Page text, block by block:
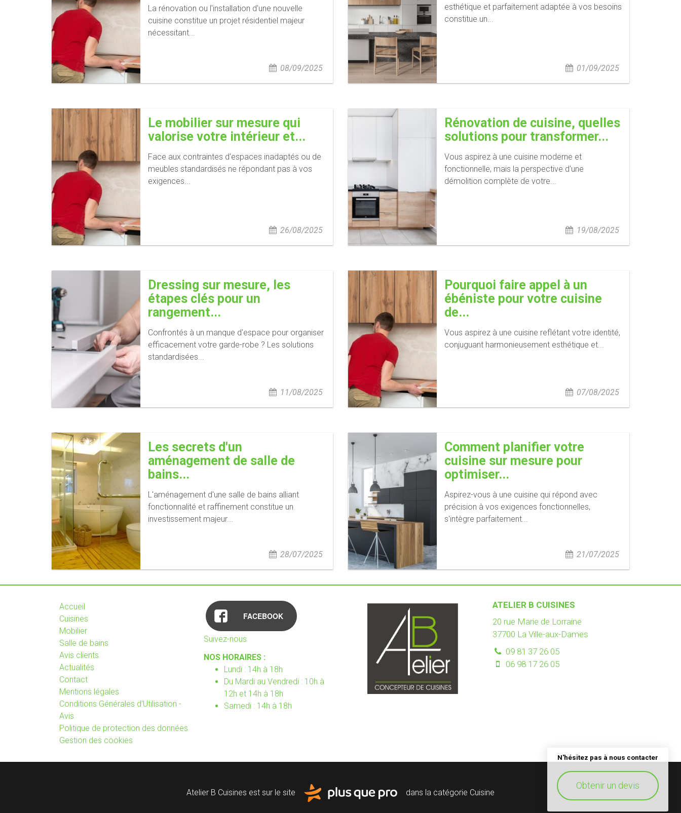
N'hésitez pas à nous contacter
Obtenir un devis
La rénovation ou l'installation d'une nouvelle
cuisine constitue un projet résidentiel majeur
nécessitant...
08/09/2025
esthétique et parfaitement adaptée à vos besoins
constitue un...
01/09/2025
Le mobilier sur mesure qui
valorise votre intérieur et...
Face aux contraintes d'espaces inadaptés ou de
meubles standardisés ne répondant pas à vos
exigences...
26/08/2025
Rénovation de cuisine, quelles
solutions pour transformer...
Vous aspirez à une cuisine moderne et
fonctionnelle, mais la perspective d'une
démolition complète de votre...
19/08/2025
Dressing sur mesure, les
étapes clés pour un
rangement...
Confrontés à un manque d'espace pour organiser
efficacement votre garde-robe ? Les solutions
standardisées...
11/08/2025
Pourquoi faire appel à un
ébéniste pour votre cuisine
de...
Vous aspirez à une cuisine reflétant votre identité,
conjuguant harmonieusement esthétique et...
07/08/2025
Les secrets d'un
aménagement de salle de
bains...
L'aménagement d'une salle de bains alliant
fonctionnalité et raffinement constitue un
investissement majeur...
28/07/2025
Comment planifier votre
cuisine sur mesure pour
optimiser...
Aspirez-vous à une cuisine qui répond avec
précision à vos exigences fonctionnelles,
s'intègre parfaitement...
21/07/2025
Accueil
Cuisines
Mobilier
Salle de bains
Avis clients
Actualités
Contact
Mentions légales
Conditions Générales d'Utilisation -
Avis
Politique de protection des données
Gestion des cookies
FACEBOOK
Suivez-nous
NOS HORAIRES :
Lundi : 14h à 18h
Du Mardi au Vendredi : 10h à
12h et 14h à 18h
Samedi : 14h à 18h
ATELIER B CUISINES
20 rue Marie de Lorraine
37700 La Ville-aux-Dames
09 81 37 26 05
06 98 17 26 05
Atelier B Cuisines est sur le site dans la catégorie Cuisine